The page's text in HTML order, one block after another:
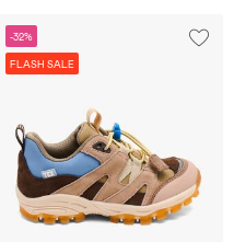
-32%
FLASH SALE